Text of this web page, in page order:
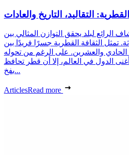
القطرية: التقاليد، التاريخ والعادات
الرائع لبلد يحقق التوازن المثالي بين
تمثل الثقافة القطرية جسرًا فريدًا بين
الحادي والعشرين. على الرغم من تحوله
الدول في العالم، إلا أن قطر تحافظ
بفخ...
ArticlesRead more